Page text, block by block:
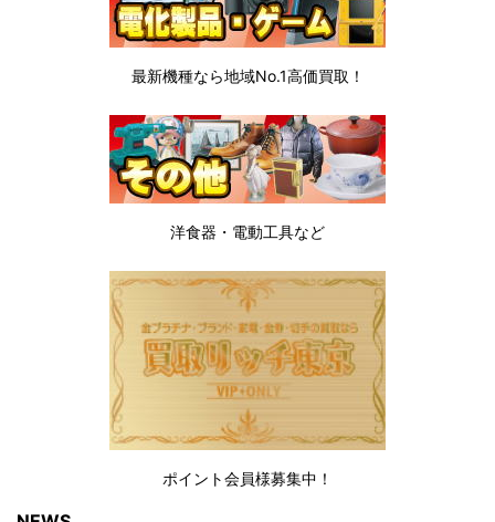
最新機種なら地域No.1高価買取！
洋食器・電動工具など
ポイント会員様募集中！